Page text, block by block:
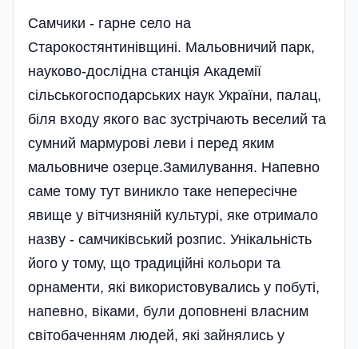
Самчики - гарне село на
Старокостянтинівщині. Мальовничий парк,
науково-дослідна станція Академії
сільськогосподарських наук України, палац,
біля входу якого вас зустрічають веселий та
сумний мармурові леви і перед яким
мальовниче озерце.Замилування. Напевно
саме тому тут виникло таке непересічне
явище у вітчизняній культурі, яке отримало
назву - самчиківський розпис. Унікальність
його у тому, що традиційні кольори та
орнаменти, які використовувались у побуті,
напевно, віками, були доповнені власним
світобаченням людей, які зайнялись у